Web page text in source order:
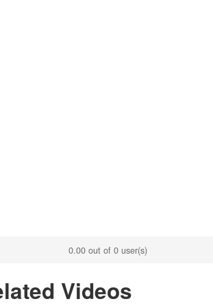
0.00 out of 0 user(s)
Videos